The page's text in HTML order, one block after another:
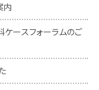
内
ースフォーラムのご